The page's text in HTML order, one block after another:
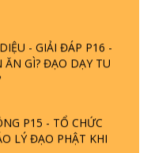
ĂN GÌ? ĐẠO DẠY TU
LÝ ĐẠO PHẬT KHI